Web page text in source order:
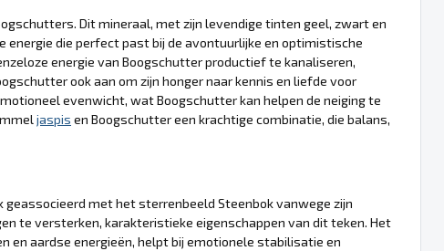
Dit mineraal, met zijn levendige tinten geel, zwart en
energie die perfect past bij de avontuurlijke en optimistische
energie van Boogschutter productief te kanaliseren,
ook aan om zijn honger naar kennis en liefde voor
evenwicht, wat Boogschutter kan helpen de neiging te
jaspis en Boogschutter een krachtige combinatie, die balans,
geassocieerd met het sterrenbeeld Steenbok vanwege zijn
te versterken, karakteristieke eigenschappen van dit teken. Het
en aardse energieën, helpt bij emotionele stabilisatie en